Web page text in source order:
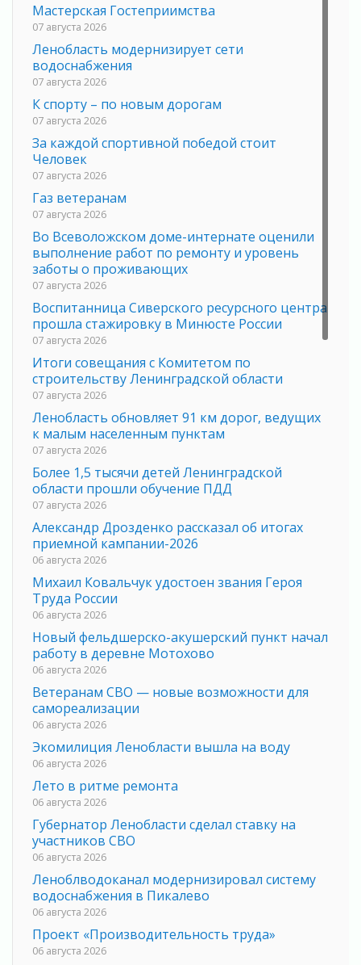
Мастерская Гостеприимства
07 августа 2026
Ленобласть модернизирует сети
водоснабжения
07 августа 2026
К спорту – по новым дорогам
07 августа 2026
За каждой спортивной победой стоит
Человек
07 августа 2026
Газ ветеранам
07 августа 2026
Во Всеволожском доме-интернате оценили
выполнение работ по ремонту и уровень
заботы о проживающих
07 августа 2026
Воспитанница Сиверского ресурсного центра
прошла стажировку в Минюсте России
07 августа 2026
Итоги совещания с Комитетом по
строительству Ленинградской области
07 августа 2026
Ленобласть обновляет 91 км дорог, ведущих
к малым населенным пунктам
07 августа 2026
Более 1,5 тысячи детей Ленинградской
области прошли обучение ПДД
07 августа 2026
Александр Дрозденко рассказал об итогах
приемной кампании-2026
06 августа 2026
Михаил Ковальчук удостоен звания Героя
Труда России
06 августа 2026
Новый фельдшерско-акушерский пункт начал
работу в деревне Мотохово
06 августа 2026
Ветеранам СВО — новые возможности для
самореализации
06 августа 2026
Экомилиция Ленобласти вышла на воду
06 августа 2026
Лето в ритме ремонта
06 августа 2026
Губернатор Ленобласти сделал ставку на
участников СВО
06 августа 2026
Леноблводоканал модернизировал систему
водоснабжения в Пикалево
06 августа 2026
Проект «Производительность труда»
06 августа 2026